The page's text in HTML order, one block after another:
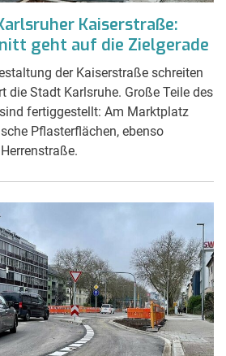
Kaiserstraße:
geht auf die Zielgerade
der Kaiserstraße schreiten
die Stadt Karlsruhe. Große Teile des
fertiggestellt: Am Marktplatz
Pflasterflächen, ebenso